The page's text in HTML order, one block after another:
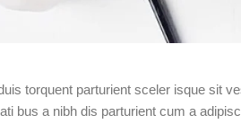
torquent parturient sceler isque sit
bus a nibh dis parturient cum a